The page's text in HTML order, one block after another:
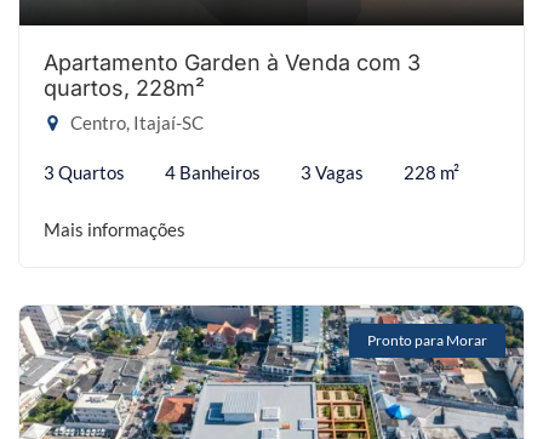
Apartamento Garden à Venda com 3
quartos, 228m²
Centro, Itajaí-SC
3 Quartos 4 Banheiros 3 Vagas 228 m²
Mais informações
Pronto para Morar